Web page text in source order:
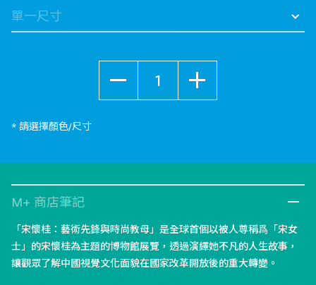
* 請選擇顏色/尺寸
M+ 商店筆記
「宋懷桂：藝術先鋒與時尚教母」是全球首個以被人尊稱爲「宋女
士」的宋懷桂為主題的博物館展覽，透過演繹她不凡的人生故事，
讓觀眾了解中國視覺文化面貌在國家改革開放後的重大轉變。